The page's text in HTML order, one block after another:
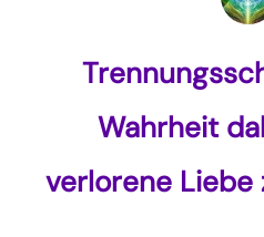
Wahrheit
verlorene